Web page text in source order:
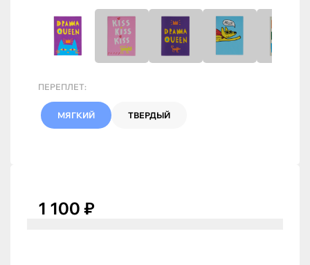
ПЕРЕПЛЕТ:
МЯГКИЙ ТВЕРДЫЙ
1 100 ₽